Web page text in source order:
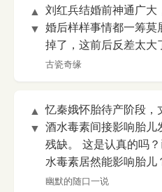
▲
▼
刘红兵结婚前神通广大
婚后样样事情都一筹莫
掉了，这前后反差太大
古瓷奇缘
▲
▼
忆秦娥怀胎待产阶段，
酒水毒素间接影响胎儿
残缺。 这是认真的吗
水毒素居然能影响胎儿
幽默的随口一说